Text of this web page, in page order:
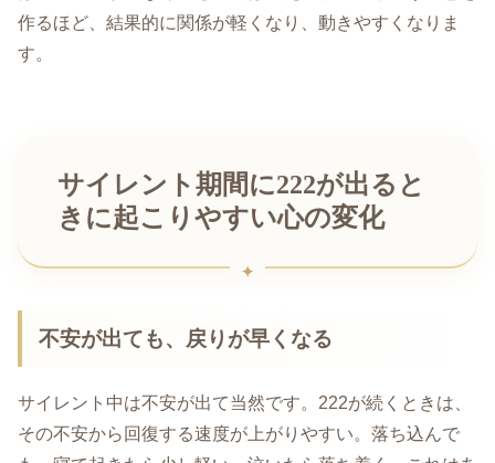
作るほど、結果的に関係が軽くなり、動きやすくなりま
す。
サイレント期間に222が出ると
きに起こりやすい心の変化
不安が出ても、戻りが早くなる
サイレント中は不安が出て当然です。222が続くときは、
その不安から回復する速度が上がりやすい。落ち込んで